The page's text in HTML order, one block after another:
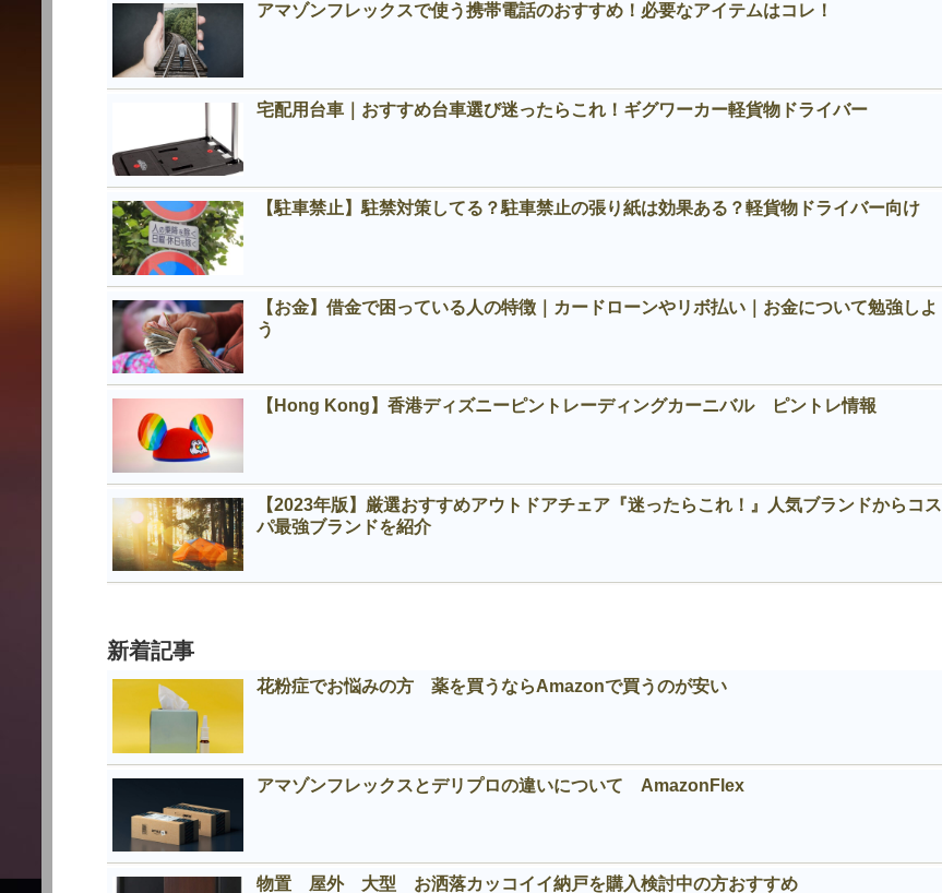
アマゾンフレックスで使う携帯電話のおすすめ！必要なアイテムはコレ！
宅配用台車｜おすすめ台車選び迷ったらこれ！ギグワーカー軽貨物ドライバー
【駐車禁止】駐禁対策してる？駐車禁止の張り紙は効果ある？軽貨物ドライバー向け
【お金】借金で困っている人の特徴｜カードローンやリボ払い｜お金について勉強しよ
う
【Hong Kong】香港ディズニーピントレーディングカーニバル ピントレ情報
【2023年版】厳選おすすめアウトドアチェア『迷ったらこれ！』人気ブランドからコス
パ最強ブランドを紹介
新着記事
花粉症でお悩みの方 薬を買うならAmazonで買うのが安い
アマゾンフレックスとデリプロの違いについて AmazonFlex
物置 屋外 大型 お洒落カッコイイ納戸を購入検討中の方おすすめ